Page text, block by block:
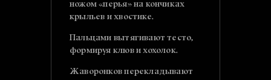
ножом «перья» на кончиках
крыльев и хвостике.
Пальцами вытягивают тесто,
формируя клюв и хохолок.
Жаворонков перекладывают